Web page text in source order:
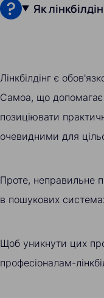
Як
Лінкбілдінг є
Самоа, що допомагає
позиціювати
очевидними для
Проте, неправильне
в пошукових
Щоб уникнути цих
професіоналам-